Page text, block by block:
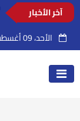
آخر الأخبار
الأحد، 09 أغسطس 2026